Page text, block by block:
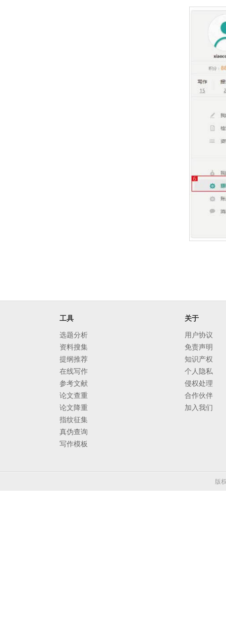
工具
选题分析
资料搜集
提纲推荐
在线写作
参考文献
论文查重
论文降重
指纹征集
真伪查询
写作模板
关于
用户协议
免责声明
知识产权
个人隐私
侵权处理
合作伙伴
加入我们
版